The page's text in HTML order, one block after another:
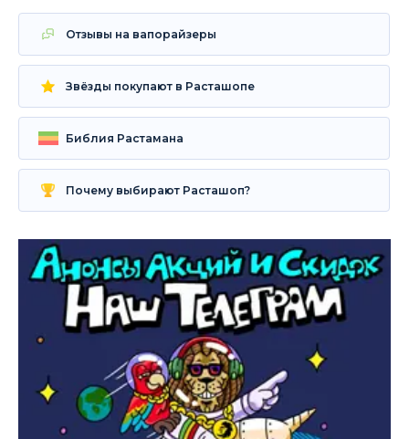
Отзывы на вапорайзеры
Звёзды покупают в Расташопе
Библия Растамана
Почему выбирают Расташоп?